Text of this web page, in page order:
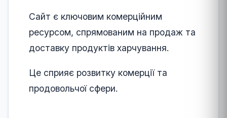
Сайт є ключовим комерційним
ресурсом, спрямованим на продаж та
доставку продуктів харчування.
Це сприяє розвитку комерції та
продовольчої сфери.